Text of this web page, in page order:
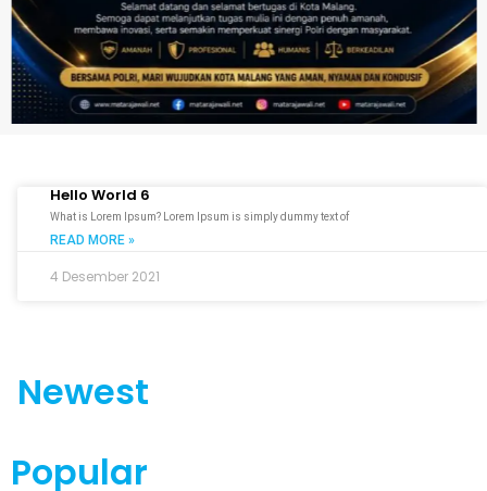
Hello World 6
What is Lorem Ipsum? Lorem Ipsum is simply dummy text of
READ MORE »
4 Desember 2021
Newest
Popular